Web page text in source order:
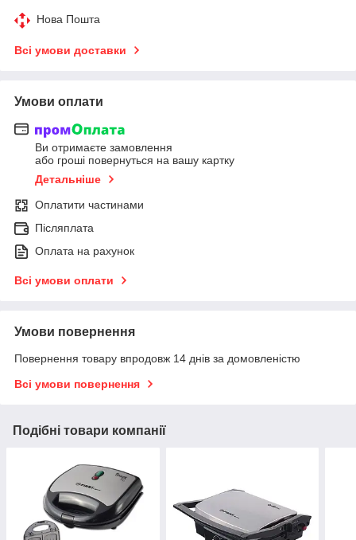
Нова Пошта
Всі умови доставки
Умови оплати
Ви отримаєте замовлення
або гроші повернуться на вашу картку
Детальніше
Оплатити частинами
Післяплата
Оплата на рахунок
Всі умови оплати
Умови повернення
Повернення товару впродовж 14 днів за домовленістю
Всі умови повернення
Подібні товари компанії